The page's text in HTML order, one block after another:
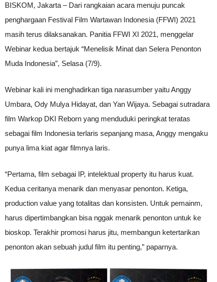
BISKOM, Jakarta – Dari rangkaian acara menuju puncak
penghargaan Festival Film Wartawan Indonesia (FFWI) 2021
masih terus dilaksanakan. Panitia FFWI XI 2021, menggelar
Webinar kedua bertajuk “Menelisik Minat dan Selera Penonton
Muda Indonesia”, Selasa (7/9).
Webinar kali ini menghadirkan tiga narasumber yaitu Anggy
Umbara, Ody Mulya Hidayat, dan Yan Wijaya. Sebagai sutradara
film Warkop DKI Reborn yang menduduki peringkat teratas
sebagai film Indonesia terlaris sepanjang masa, Anggy mengaku
punya lima kiat agar filmnya laris.
“Pertama, film sebagai IP, intelektual property itu harus kuat.
Kedua ceritanya menarik dan menyasar penonton. Ketiga,
production value yang totalitas dan konsisten. Untuk pemainm,
harus dipertimbangkan bisa nggak menarik penonton untuk ke
bioskop. Terakhir promosi harus jitu, membangun ketertarikan
penonton akan sebuah judul film itu penting,” paparnya.